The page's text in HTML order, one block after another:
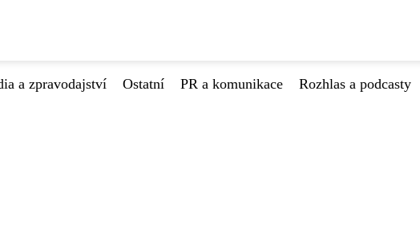
a zpravodajství Ostatní PR a komunikace Rozhlas a podcasty